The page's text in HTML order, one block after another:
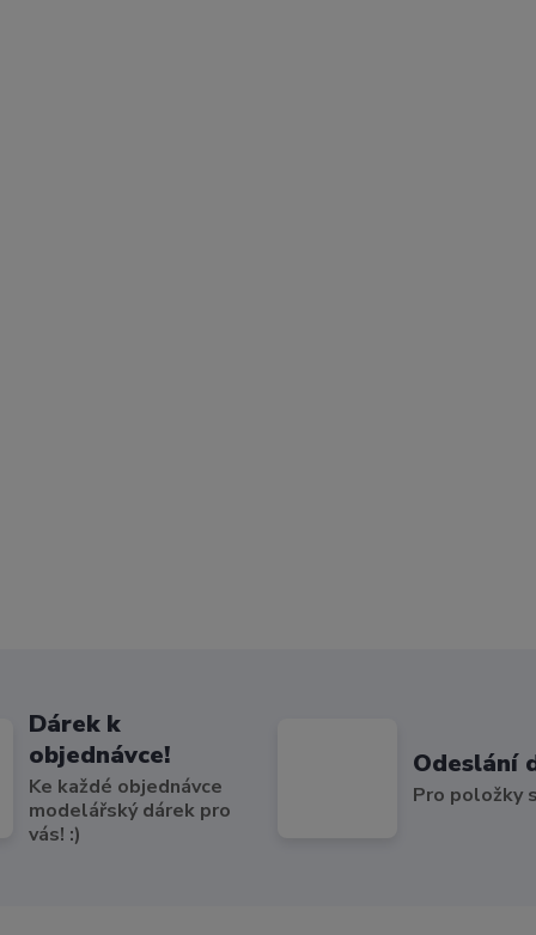
Dárek k
objednávce!
Ke každé objednávce
modelářský dárek pro
vás! :)
Odeslání
Pro položky